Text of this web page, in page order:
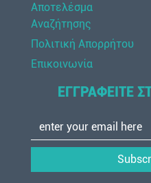
Αποτελέσμα
Αναζήτησης
Πολιτική Απορρήτου
Επικοινωνία
ΕΓΓΡΑΦΕΙΤΕ